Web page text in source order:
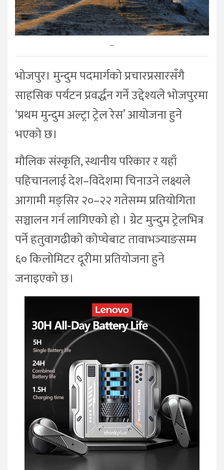
–
भोजपुर। मुन्दुम पदमार्गको प्रचारप्रसारसँगै
साहसिक पर्यटन प्रवर्द्धन गर्ने उद्देश्यले भोजपुरमा
‘प्रथम मुन्दुम अल्ट्रा ट्रेल रेस’ आयोजना हुने
भएको छ।
मौलिक संस्कृति, स्थानीय परिकार र यहाँ
पहिचानलाई देश–विदेशमा चिनाउने लक्ष्यले
आगामी मङ्सिर २०–२२ गतेसम्म प्रतियोगिता
सञ्चालन गर्न लागिएको हो । ग्रेट मुन्दुम ट्रेलभित्र
पर्ने हतुवागढीको कोप्चेबाट तावाभञ्याङसम्म
६० किलोमिटर दूरीमा प्रतियोजना हुने
जनाइएको छ।